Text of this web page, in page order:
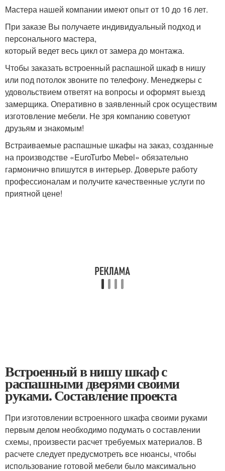
Мастера нашей компании имеют опыт от 10 до 16 лет.
При заказе Вы получаете индивидуальный подход и
персонального мастера,
который ведет весь цикл от замера до монтажа.
Чтобы заказать встроенный распашной шкаф в нишу
или под потолок звоните по телефону. Менеджеры с
удовольствием ответят на вопросы и оформят выезд
замерщика. Оперативно в заявленный срок осуществим
изготовление мебели. Не зря компанию советуют
друзьям и знакомым!
Встраиваемые распашные шкафы на заказ, созданные
на производстве «EuroTurbo Mebel» обязательно
гармонично впишутся в интерьер. Доверьте работу
профессионалам и получите качественные услуги по
приятной цене!
Встроенный в нишу шкаф с
распашными дверями своими
руками. Составление проекта
При изготовлении встроенного шкафа своими руками
первым делом необходимо подумать о составлении
схемы, произвести расчет требуемых материалов. В
расчете следует предусмотреть все нюансы, чтобы
использование готовой мебели было максимально